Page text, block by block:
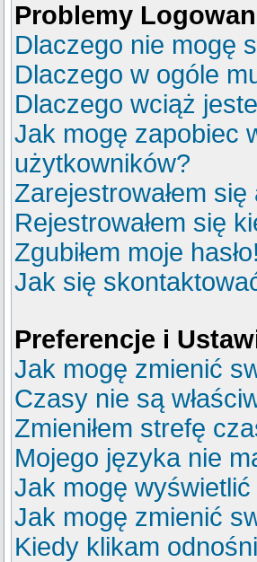
Problemy
Dlaczego nie mogę
Dlaczego w ogóle
Dlaczego wciąż
Jak mogę zapobiec
użytkowników?
Zarejestrowałem
Rejestrowałem się
Zgubiłem moje hasło!
Jak się
Preferencje i
Jak mogę zmienić
Czasy nie są
Zmieniłem strefę
Mojego języka nie
Jak mogę
Jak mogę zmienić
Kiedy klikam